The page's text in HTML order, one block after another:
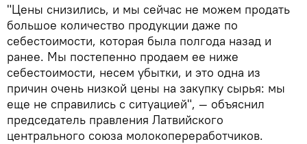
"Цены снизились, и мы сейчас не можем продать
большое количество продукции даже по
себестоимости, которая была полгода назад и
ранее. Мы постепенно продаем ее ниже
себестоимости, несем убытки, и это одна из
причин очень низкой цены на закупку сырья: мы
еще не справились с ситуацией", — объяснил
председатель правления Латвийского
центрального союза молокопереработчиков.